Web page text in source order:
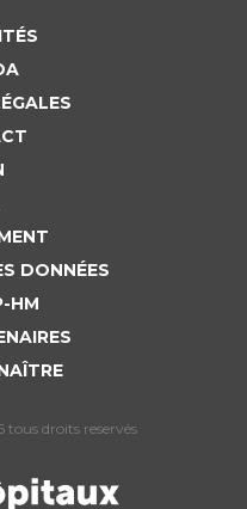
DONNÉES
HM
droits reservés